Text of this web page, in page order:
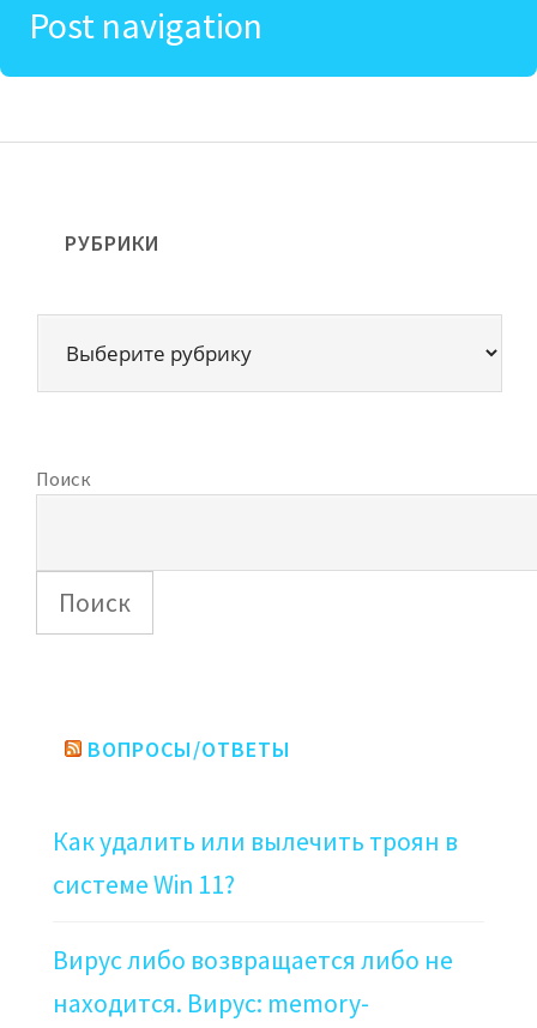
Post navigation
РУБРИКИ
Поиск
Поиск
ВОПРОСЫ/ОТВЕТЫ
Как удалить или вылечить троян в
системе Win 11?
Вирус либо возвращается либо не
находится. Вирус: memory-